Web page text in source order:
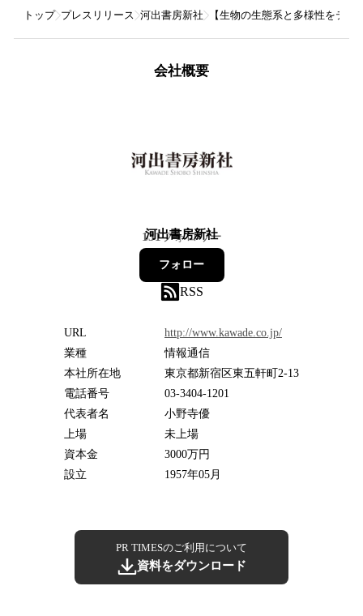
トップ プレスリリース 河出書房新社 【生物の生態系と多様性をテ
会社概要
河出書房新社
131フォロワー
フォロー
RSS
URL
http://www.kawade.co.jp/
業種
情報通信
本社所在地
東京都新宿区東五軒町2-13
電話番号
03-3404-1201
代表者名
小野寺優
上場
未上場
資本金
3000万円
設立
1957年05月
PR TIMESのご利用について
資料をダウンロード